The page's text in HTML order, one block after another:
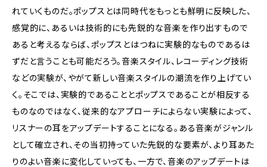
れていくものだ。ポップスとは同時代をもっとも鮮明に反映した、
感覚的に、あるいは技術的にも先鋭的な音楽を作り出すもので
あると考えるならば、ポップスとはつねに実験的なものであるは
ずだと言うことも可能だろう。音楽スタイル、レコーディング技術
などの実験が、やがて新しい音楽スタイルの潮流を作り上げてい
く。そこでは、実験的であることとポップスであることが相反する
ものなのではなく、従来的なアプローチによらない実験によって、
リスナーの耳をアップデートすることになる。ある音楽がジャンル
として確立され、その当初持っていた先鋭的な要素が、より耳あた
りのよい音楽に変化していっても、一方で、音楽のアップデートは